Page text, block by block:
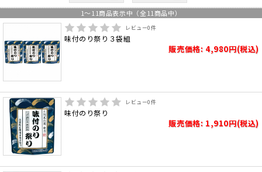
1～ 11商品表示中（全 11商品中）
レビュー0件
味付のり祭り３袋組
販売価格: 4,980円(税込)
レビュー0件
味付のり祭り
販売価格: 1,910円(税込)